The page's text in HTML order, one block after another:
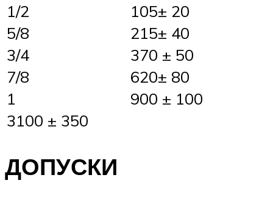
1/2
105± 20
5/8
215± 40
3/4
370 ± 50
7/8
620± 80
1
900 ± 100
3100 ± 350
ДОПУСКИ